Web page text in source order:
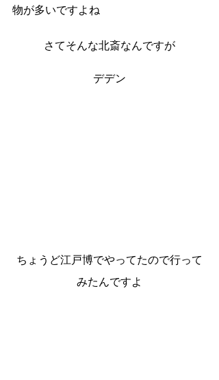
物が多いですよね
さてそんな北斎なんですが
デデン
ちょうど江戸博でやってたので行って
みたんですよ